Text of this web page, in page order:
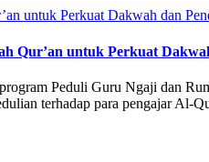
Qur’an untuk Perkuat
Peduli Guru Ngaji dan
terhadap para pengajar Al-